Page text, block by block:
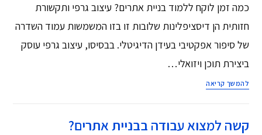
כמה זמן לוקח ללמוד בניית אתרים? עיצוב גרפי ותקשורת
חזותית הן דיסציפלינות שלובות זו בזו המשמשות עמוד השדרה
של סיפור אפקטיבי בעידן הדיגיטלי. בבסיסו, עיצוב גרפי עוסק
ביצירת תוכן ויזואלי…
להמשך קריאה
קשה למצוא עבודה בבניית אתרים?